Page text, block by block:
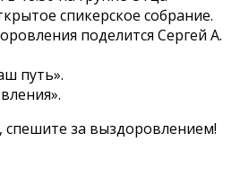
спикерское собрание.
поделится Сергей А.
путь».
спешите за выздоровлением!